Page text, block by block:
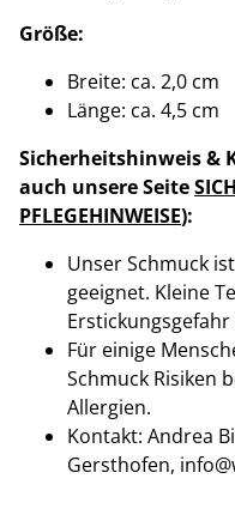
Größe:
Breite: ca. 2,0 cm
Länge: ca. 4,5 cm
Sicherheitshinweis &
auch unsere Seite
PFLEGEHINWEISE):
Unser Schmuck
geeignet. Kleine
Für einige
Schmuck Risiken
Allergien.
Kontakt: Andrea
Gersthofen,